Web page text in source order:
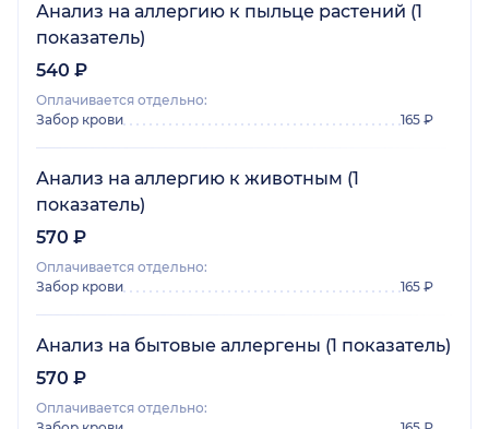
Анализ на аллергию к пыльце растений (1
показатель)
540 ₽
Оплачивается отдельно:
Забор крови
165 ₽
Анализ на аллергию к животным (1
показатель)
570 ₽
Оплачивается отдельно:
Забор крови
165 ₽
Анализ на бытовые аллергены (1 показатель)
570 ₽
Оплачивается отдельно: